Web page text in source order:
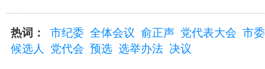
热词： 市纪委 全体会议 俞正声 党代表大会 市
候选人
党代会 预选 选举办法 决议